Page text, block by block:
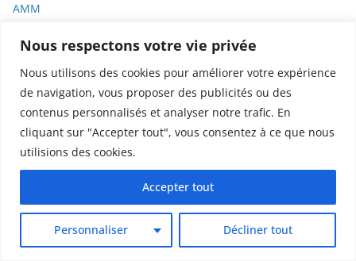
Nous respectons votre vie privée
Nous utilisons des cookies pour améliorer votre expérience
de navigation, vous proposer des publicités ou des
contenus personnalisés et analyser notre trafic. En
cliquant sur "Accepter tout", vous consentez à ce que nous
utilisions des cookies.
Personnaliser Décliner tout
Accepter tout
AMM
Animaux
Anosmie
anses
Anti-matière
Antibiorésistance